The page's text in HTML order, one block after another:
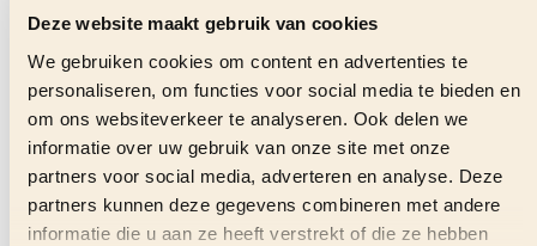
Deze website maakt gebruik van cookies
We gebruiken cookies om content en advertenties te
personaliseren, om functies voor social media te bieden en
om ons websiteverkeer te analyseren. Ook delen we
informatie over uw gebruik van onze site met onze
partners voor social media, adverteren en analyse. Deze
partners kunnen deze gegevens combineren met andere
informatie die u aan ze heeft verstrekt of die ze hebben
Sous-chef
Den Bosch - Moeke Den Bosch
Fulltime
BEKIJK VACATURE